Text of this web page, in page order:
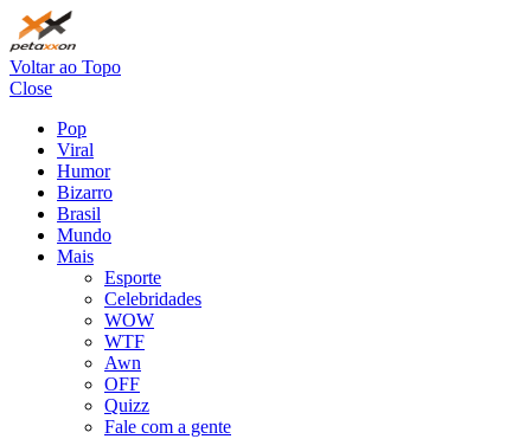
Voltar ao Topo
Close
Pop
Viral
Humor
Bizarro
Brasil
Mundo
Mais
Esporte
Celebridades
WOW
WTF
Awn
OFF
Quizz
Fale com a gente